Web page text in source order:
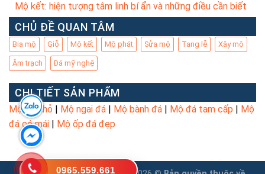
Mộ kết: hiện tượng tâm linh bí ẩn và những điều cần biết
CHỦ ĐỀ QUAN TÂM
Bia mộ Giỗ Mộ kết Mộ phát Sửa mộ Tang lễ Xây mộ
Âm trạch Đá mỹ nghệ
CHI TIẾT SẢN PHẨM
Mộ đá nhỏ | Mộ ngai đá | Mộ bành đá | Mộ đá tam cấp | Mộ
đá có mái | Mộ ốp đá đẹp
0965.559.661